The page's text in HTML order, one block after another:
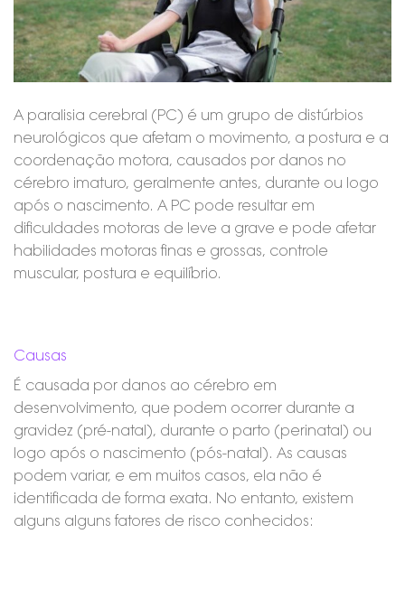
A paralisia cerebral (PC) é um grupo de distúrbios
neurológicos que afetam o movimento, a postura e a
coordenação motora, causados por danos no
cérebro imaturo, geralmente antes, durante ou logo
após o nascimento. A PC pode resultar em
dificuldades motoras de leve a grave e pode afetar
habilidades motoras finas e grossas, controle
muscular, postura e equilíbrio.
Causas
É causada por danos ao cérebro em
desenvolvimento, que podem ocorrer durante a
gravidez (pré-natal), durante o parto (perinatal) ou
logo após o nascimento (pós-natal). As causas
podem variar, e em muitos casos, ela não é
identificada de forma exata. No entanto, existem
alguns alguns fatores de risco conhecidos: